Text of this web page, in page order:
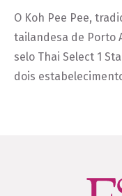
O Koh Pee Pee,
tailandesa de Porto
selo Thai Select 1
dois